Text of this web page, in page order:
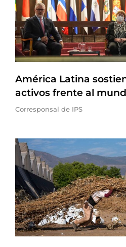
América Latina
activos frente al
Corresponsal de IPS